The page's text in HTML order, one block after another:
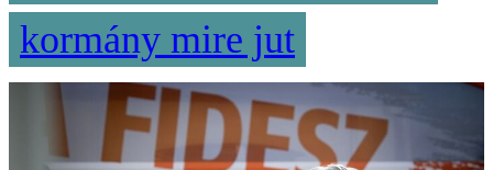
kormány mire jut